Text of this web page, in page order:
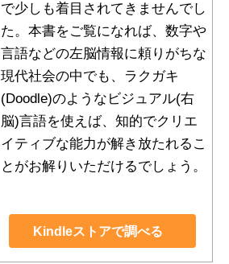
で少しも着目されてきませんでし
た。本書をご覧になれば、数字や
言語などの左脳情報に頼りがちな
現代社会の中でも、ラクガキ
(Doodle)のようなビジュアル(右
脳)言語を使えば、知的でクリエ
イティブな能力が解き放たれるこ
とがお解りいただけるでしょう。
Kindleストアで調べる